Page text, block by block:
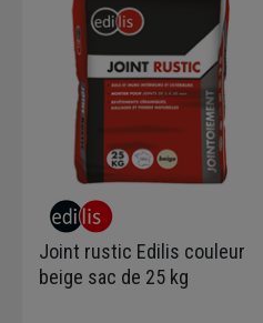
Joint rustic Edilis couleur
beige sac de 25 kg